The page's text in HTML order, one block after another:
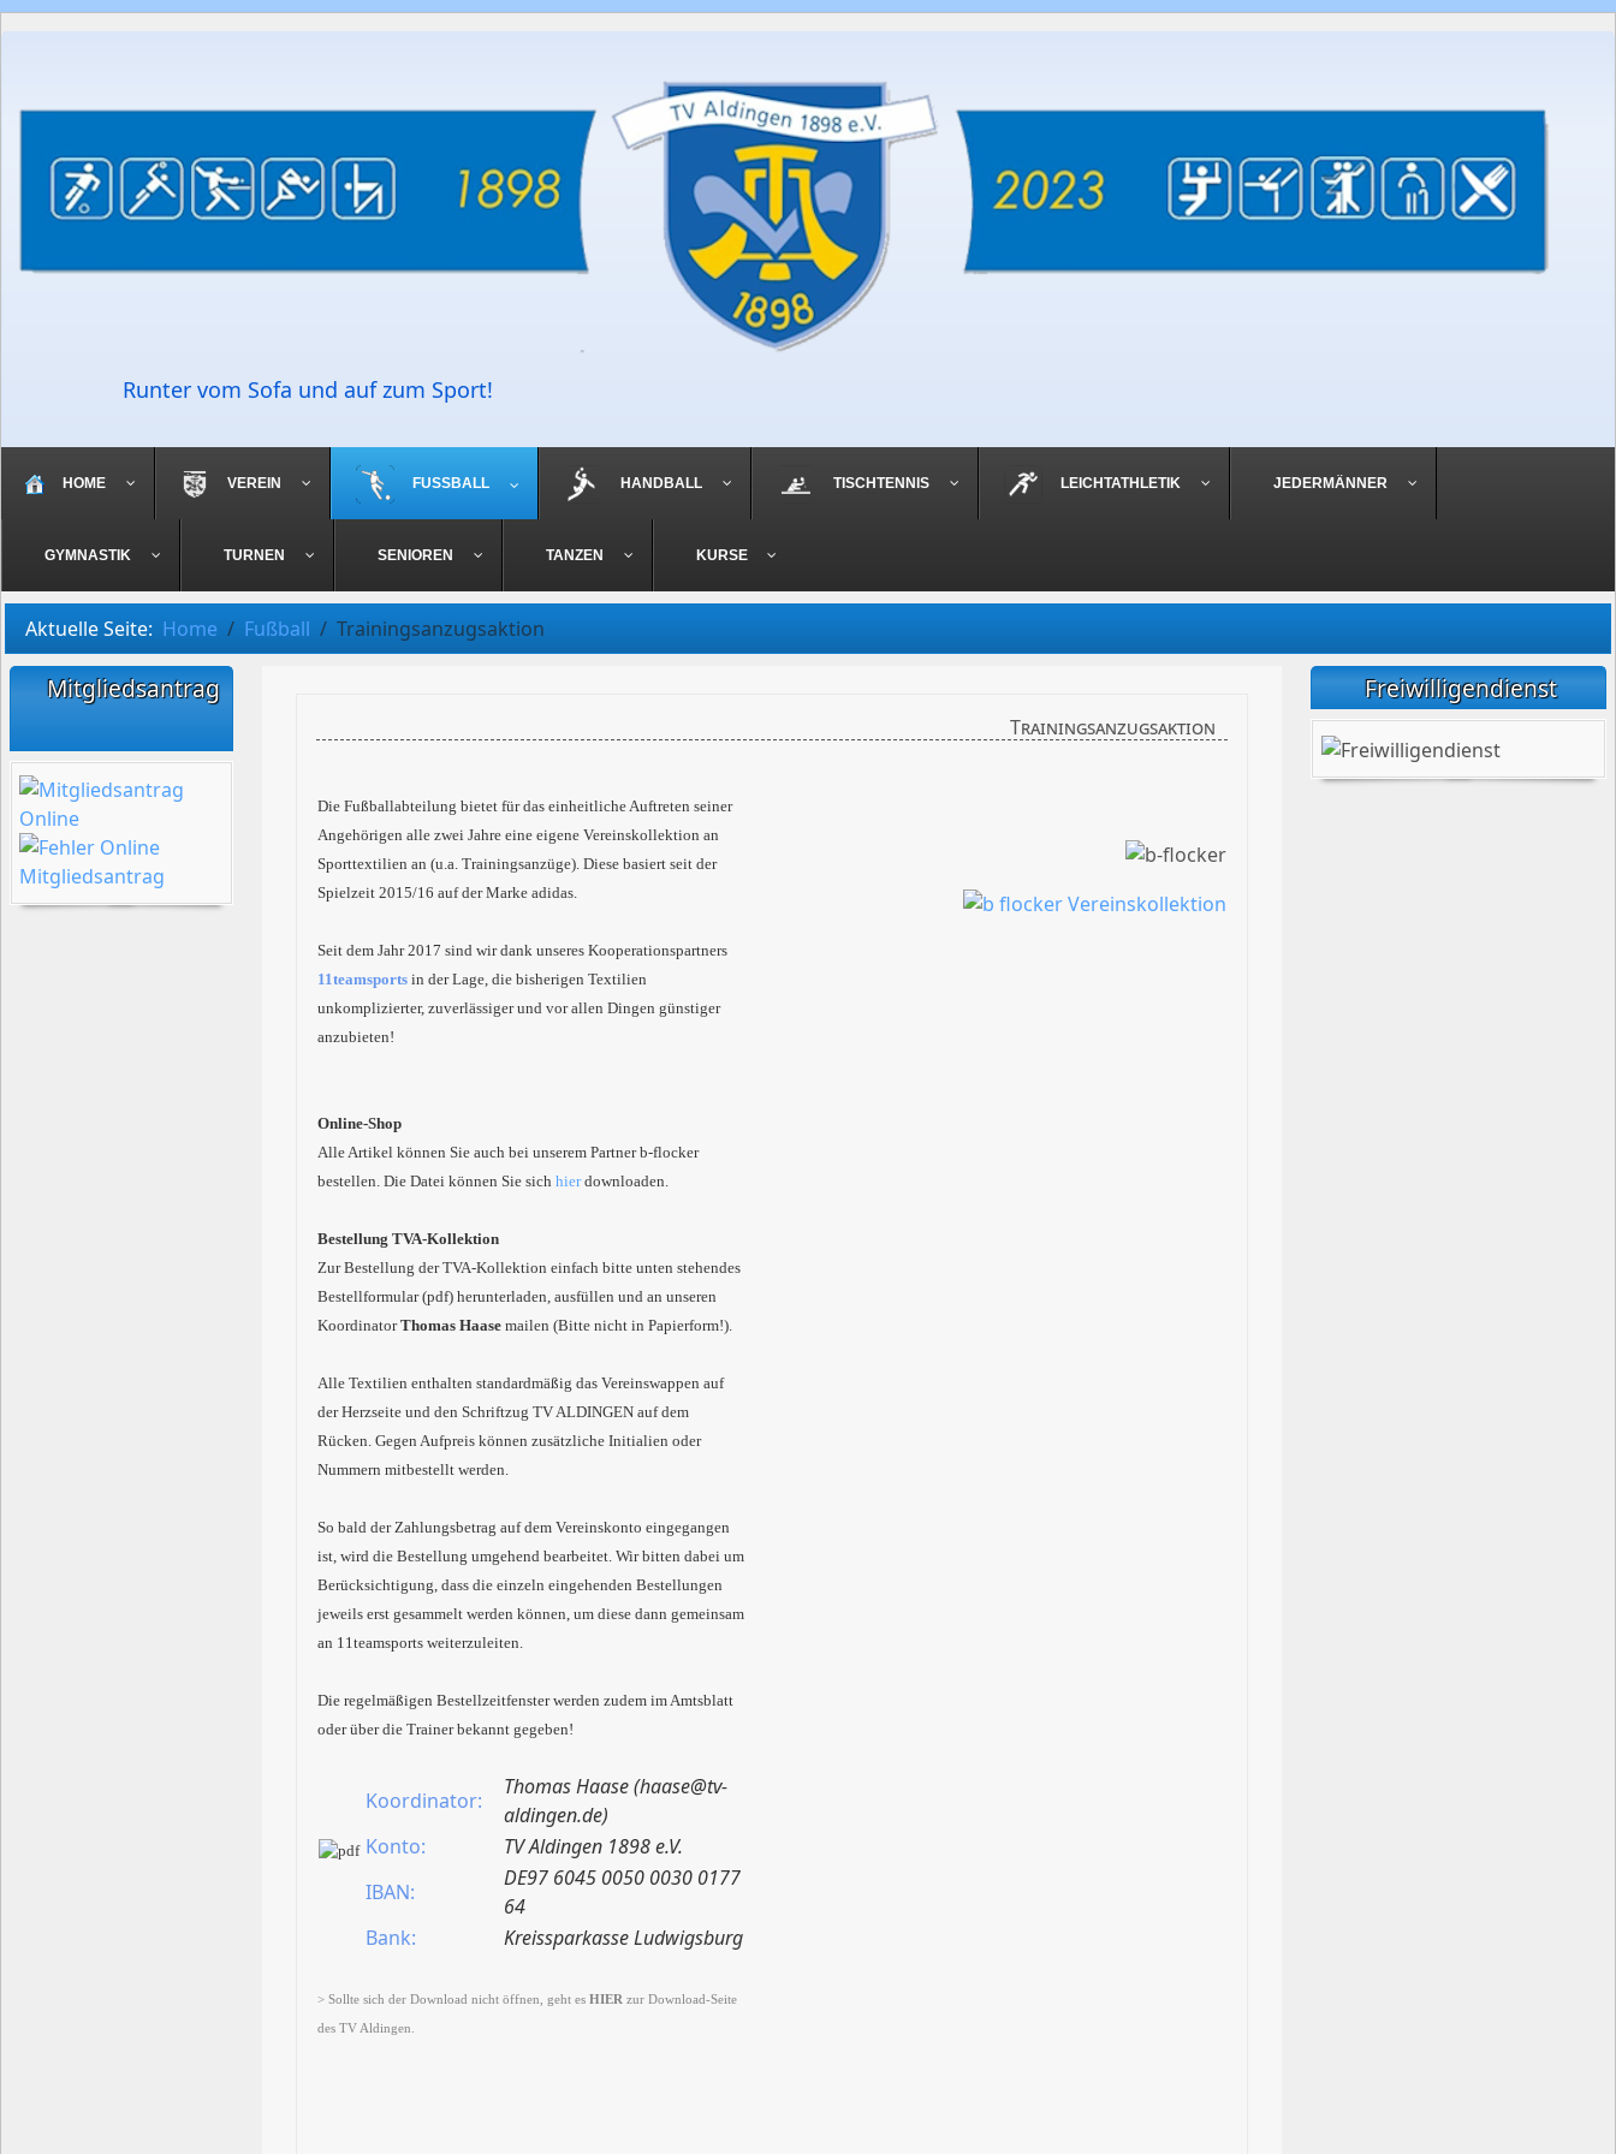
Runter vom Sofa und auf zum Sport!
HOME VEREIN FUSSBALL HANDBALL TISCHTENNIS LEICHTATHLETIK JEDERMÄNNER
GYMNASTIK TURNEN SENIOREN TANZEN KURSE
Aktuelle Seite: Home Fußball Trainingsanzugsaktion
Mitgliedsantrag Freiwilligendienst
Trainingsanzugsaktion
Die Fußballabteilung bietet für das einheitliche Auftreten seiner
Angehörigen alle zwei Jahre eine eigene Vereinskollektion an
Sporttextilien an (u.a. Trainingsanzüge). Diese basiert seit der
Spielzeit 2015/16 auf der Marke adidas.
Seit dem Jahr 2017 sind wir dank unseres Kooperationspartners
11teamsportsin der Lage, die bisherigen Textilien
unkomplizierter, zuverlässiger und vor allen Dingen günstiger
anzubieten!
Online-Shop
Alle Artikel können Sie auch bei unserem Partner b-flocker
bestellen. Die Datei können Sie sich hierdownloaden.
Bestellung TVA-Kollektion
Zur Bestellung der TVA-Kollektion einfach bitte unten stehendes
Bestellformular (pdf) herunterladen, ausfüllen und an unseren
KoordinatorThomas Haasemailen (Bitte nicht in Papierform!).
Alle Textilien enthalten standardmäßig das Vereinswappen auf
der Herzseite und den Schriftzug TV ALDINGEN auf dem
Rücken. Gegen Aufpreis können zusätzliche Initialien oder
Nummern mitbestellt werden.
So bald der Zahlungsbetrag auf dem Vereinskonto eingegangen
ist, wird die Bestellung umgehend bearbeitet. Wir bitten dabei um
Berücksichtigung, dass die einzeln eingehenden Bestellungen
jeweils erst gesammelt werden können, um diese dann gemeinsam
an 11teamsports weiterzuleiten.
Die regelmäßigen Bestellzeitfenster werden zudem im Amtsblatt
oder über die Trainer bekannt gegeben!
Koordinator:
Thomas Haase (haase@tv-
aldingen.de)
Konto:
TV Aldingen 1898 e.V.
IBAN:
DE97 6045 0050 0030 0177
64
Bank:
Kreissparkasse Ludwigsburg
> Sollte sich der Download nicht öffnen, geht es HIER zur Download-Seite
des TV Aldingen.